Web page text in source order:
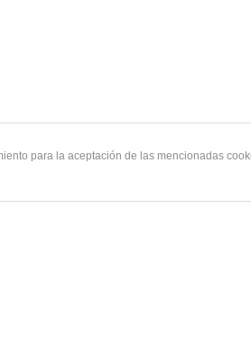
para la aceptación de las mencionadas